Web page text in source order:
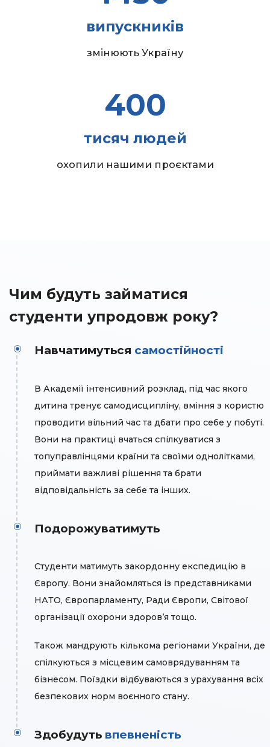
випускників
змінюють Україну
400
тисяч людей
охопили нашими проєктами
Чим будуть займатися
студенти упродовж року?
Навчатимуться самостійності
В Академії інтенсивний розклад, під час якого
дитина тренує самодисципліну, вміння з користю
проводити вільний час та дбати про себе у побуті.
Вони на практиці вчаться спілкуватися з
топуправлінцями країни та своїми однолітками,
приймати важливі рішення та брати
відповідальність за себе та інших.
Подорожуватимуть
Студенти матимуть закордонну експедицію в
Європу. Вони знайомляться із представниками
НАТО, Європарламенту, Ради Європи, Світової
організації охорони здоровʼя тощо.
Також мандрують кількома регіонами України, де
спілкуються з місцевим самоврядуванням та
бізнесом. Поїздки відбуваються з урахування всіх
безпекових норм воєнного стану.
Здобудуть впевненість